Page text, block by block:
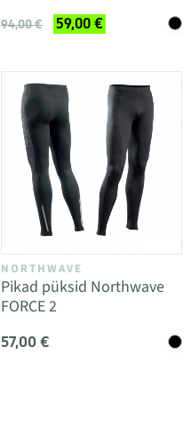
94,00 € 59,00 €
NORTHWAVE
Pikad püksid Northwave
FORCE 2
57,00 €